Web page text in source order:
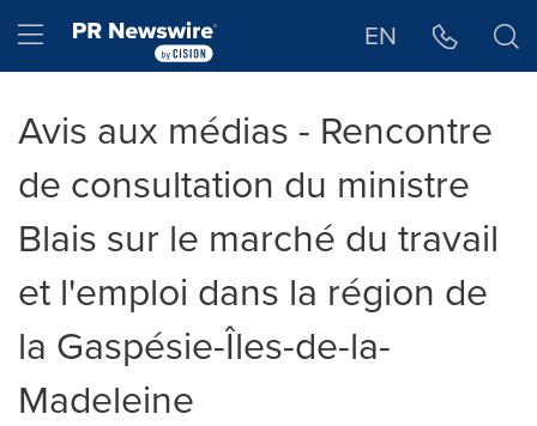
Hamburger menu EN
Avis aux médias - Rencontre
de consultation du ministre
Blais sur le marché du travail
et l'emploi dans la région de
la Gaspésie-Îles-de-la-
Madeleine